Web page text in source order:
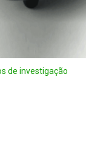
de investigação